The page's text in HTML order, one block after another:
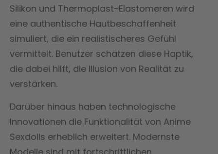
Silikon und Thermoplast-Elastomeren wird
eine authentische Hautbeschaffenheit
simuliert, die ein realistischeres Gefühl
vermittelt. Benutzer schätzen diese Haptik,
die dabei hilft, die Illusion von Realität zu
verstärken.
Darüber hinaus haben technologische
Innovationen die Funktionalität von Anime
Sexdolls erheblich erweitert. Modernste